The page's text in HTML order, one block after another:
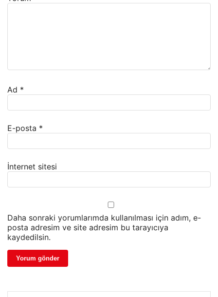
Ad *
E-posta *
İnternet sitesi
Daha sonraki yorumlarımda kullanılması için adım, e-
posta adresim ve site adresim bu tarayıcıya
kaydedilsin.